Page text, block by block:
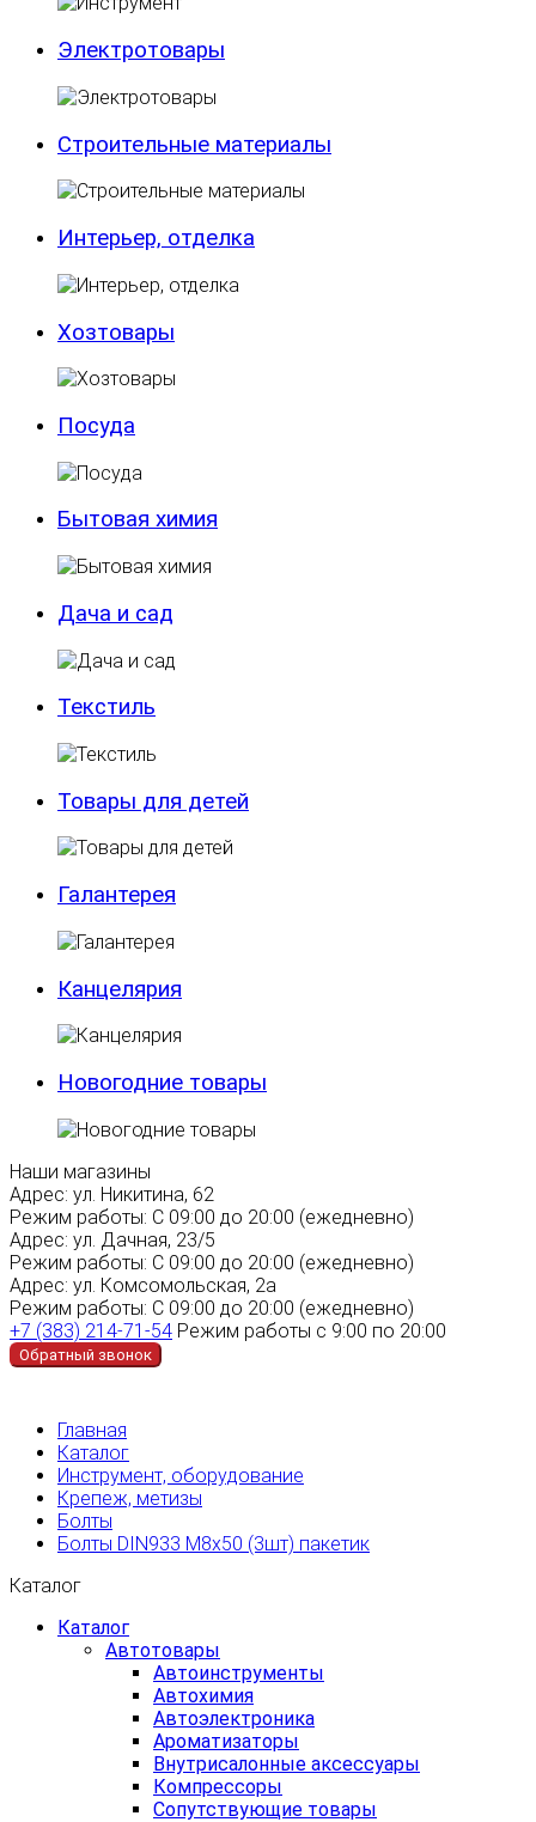
Электротовары
Строительные материалы
Интерьер, отделка
Хозтовары
Посуда
Бытовая химия
Дача и сад
Текстиль
Товары для детей
Галантерея
Канцелярия
Новогодние товары
Наши магазины
Адрес: ул. Никитина, 62
Режим работы: С 09:00 до 20:00 (ежедневно)
Адрес: ул. Дачная, 23/5
Режим работы: С 09:00 до 20:00 (ежедневно)
Адрес: ул. Комсомольская, 2а
Режим работы: С 09:00 до 20:00 (ежедневно)
+7 (383) 214-71-54 Режим работы с 9:00 по 20:00
Обратный звонок
Главная
Каталог
Инструмент, оборудование
Крепеж, метизы
Болты
Болты DIN933 M8х50 (3шт) пакетик
Каталог
Каталог
Автотовары
Автоинструменты
Автохимия
Автоэлектроника
Ароматизаторы
Внутрисалонные аксессуары
Компрессоры
Сопутствующие товары